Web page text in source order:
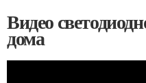
Видео
дома